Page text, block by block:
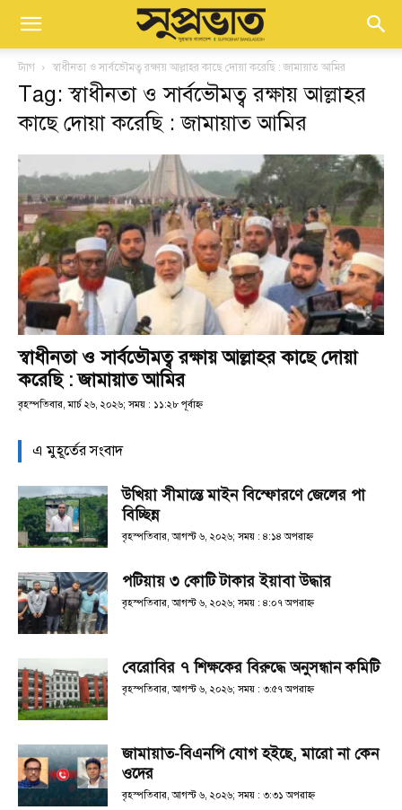
ট্যাগ স্বাধীনতা ও সার্বভৌমত্ব রক্ষায় আল্লাহর কাছে দোয়া করেছি : জামায়াত আমির
Tag: স্বাধীনতা ও সার্বভৌমত্ব রক্ষায় আল্লাহর
কাছে দোয়া করেছি : জামায়াত আমির
স্বাধীনতা ও সার্বভৌমত্ব রক্ষায় আল্লাহর কাছে দোয়া
করেছি : জামায়াত আমির
বৃহস্পতিবার, মার্চ ২৬, ২০২৬; সময় : ১১:২৮ পূর্বাহ্ণ
এ মুহূর্তের সংবাদ
উখিয়া সীমান্তে মাইন বিস্ফোরণে জেলের পা
বিচ্ছিন্ন
বৃহস্পতিবার, আগস্ট ৬, ২০২৬; সময় : ৪:১৪ অপরাহ্ণ
পটিয়ায় ৩ কোটি টাকার ইয়াবা উদ্ধার
বৃহস্পতিবার, আগস্ট ৬, ২০২৬; সময় : ৪:০৭ অপরাহ্ণ
বেরোবির ৭ শিক্ষকের বিরুদ্ধে অনুসন্ধান কমিটি
বৃহস্পতিবার, আগস্ট ৬, ২০২৬; সময় : ৩:৫৭ অপরাহ্ণ
জামায়াত-বিএনপি যোগ হইছে, মারো না কেন
ওদের
বৃহস্পতিবার, আগস্ট ৬, ২০২৬; সময় : ৩:৩১ অপরাহ্ণ